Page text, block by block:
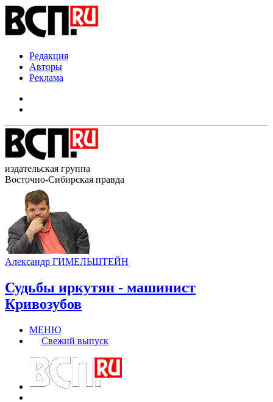
Редакция
Авторы
Реклама
издательская группа
Восточно-Сибирская правда
Александр ГИМЕЛЬШТЕЙН
Судьбы иркутян - машинист
Кривозубов
МЕНЮ
Свежий выпуск